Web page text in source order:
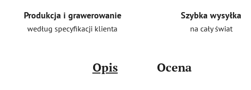
Produkcja i grawerowanie
według specyfikacji klienta
Szybka wysyłka
na cały świat
Opis Ocena